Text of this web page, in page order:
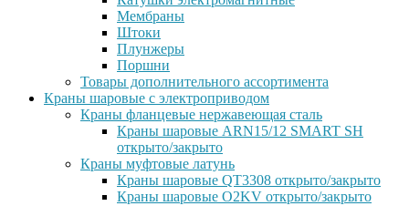
Мембраны
Штоки
Плунжеры
Поршни
Товары дополнительного ассортимента
Краны шаровые с электроприводом
Краны фланцевые нержавеющая сталь
Краны шаровые ARN15/12 SMART SH
открыто/закрыто
Краны муфтовые латунь
Краны шаровые QT3308 открыто/закрыто
Краны шаровые O2KV открыто/закрыто